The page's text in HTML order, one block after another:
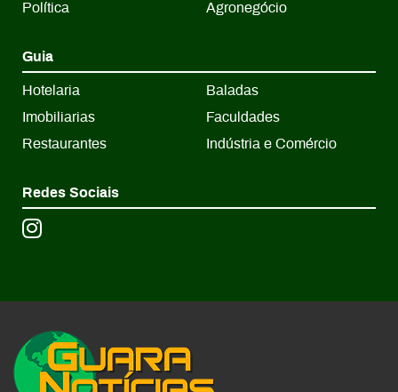
Política
Agronegócio
Guia
Hotelaria
Imobiliarias
Restaurantes
Baladas
Faculdades
Indústria e Comércio
Redes Sociais